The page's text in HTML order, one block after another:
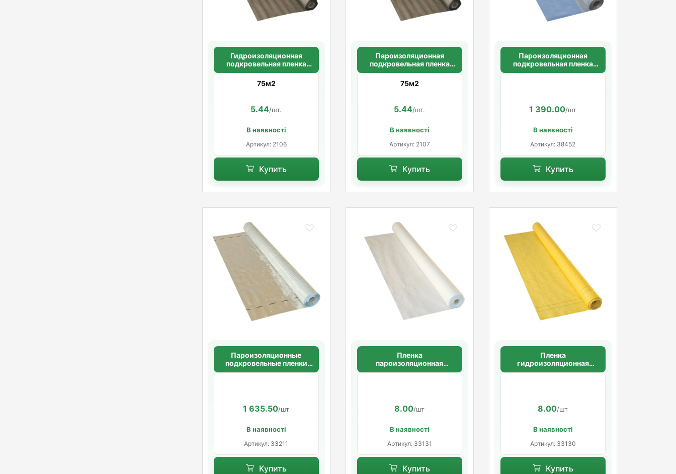
Гидроизоляционная
подкровельная пленка
Masterfol Foil S MP
75м2
5.44/шт.
В наявності
Артикул: 2106
Купить
Пароизоляционная
подкровельная пленка
Masterfol Foil S
75м2
5.44/шт.
В наявності
Артикул: 2107
Купить
Пароизоляционная
подкровельная пленка
Masterfol Sd100 ALU
1 390.00/шт
В наявності
Артикул: 38452
Купить
Пароизоляционные
подкровельные пленки
MASTERFOL SOFT ALU-Е
1 635.50/шт
В наявності
Артикул: 33211
Купить
Пленка
пароизоляционная
армированная Masterfol
8.00/шт
В наявності
Артикул: 33131
Купить
Пленка
гидроизоляционная
армированная Masterfol
8.00/шт
В наявності
Артикул: 33130
Купить